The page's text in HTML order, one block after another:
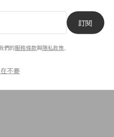
訂閱
們的服務條款與隱私政策
不要